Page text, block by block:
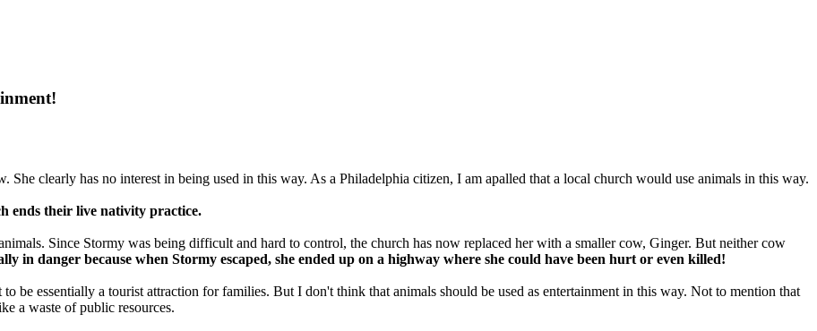
She clearly has no interest in being used in this way. As a Philadelphia citizen, I am apalled that a local church would use animals in this way.
ends their live nativity practice.
Since Stormy was being difficult and hard to control, the church has now replaced her with a smaller cow, Ginger. But neither cow
in danger because when Stormy escaped, she ended up on a highway where she could have been hurt or even killed!
be essentially a tourist attraction for families. But I don't think that animals should be used as entertainment in this way. Not to mention that
a waste of public resources.